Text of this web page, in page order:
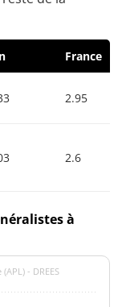
France
2.95
2.6
à
- DREES